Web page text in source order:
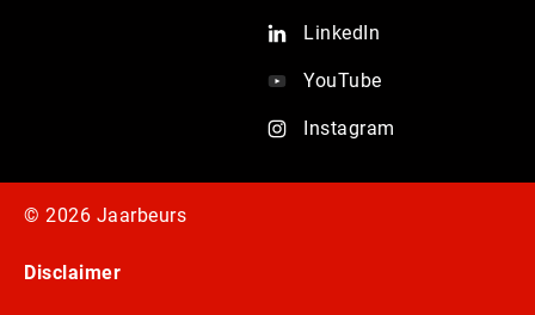
LinkedIn
YouTube
Instagram
© 2026 Jaarbeurs
Disclaimer